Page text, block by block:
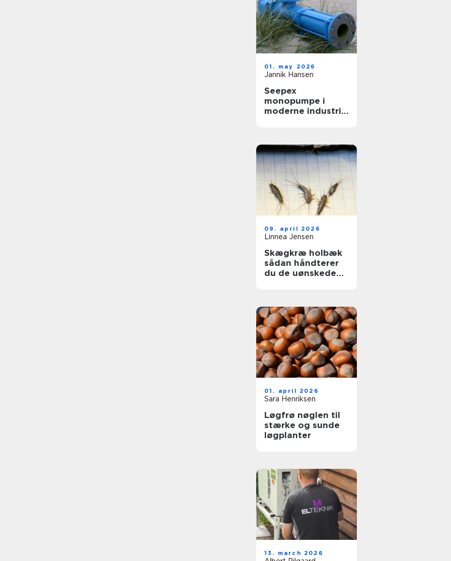
01. may 2026
Jannik Hansen
Seepex
monopumpe i
moderne industri:
09. april 2026
Linnea Jensen
Skægkræ holbæk
sådan håndterer
du de uønskede
01. april 2026
Sara Henriksen
Løgfrø nøglen til
stærke og sunde
løgplanter
13. march 2026